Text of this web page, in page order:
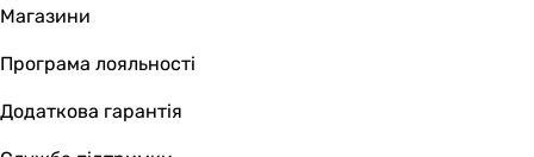
Магазини
Програма лояльності
Додаткова гарантія